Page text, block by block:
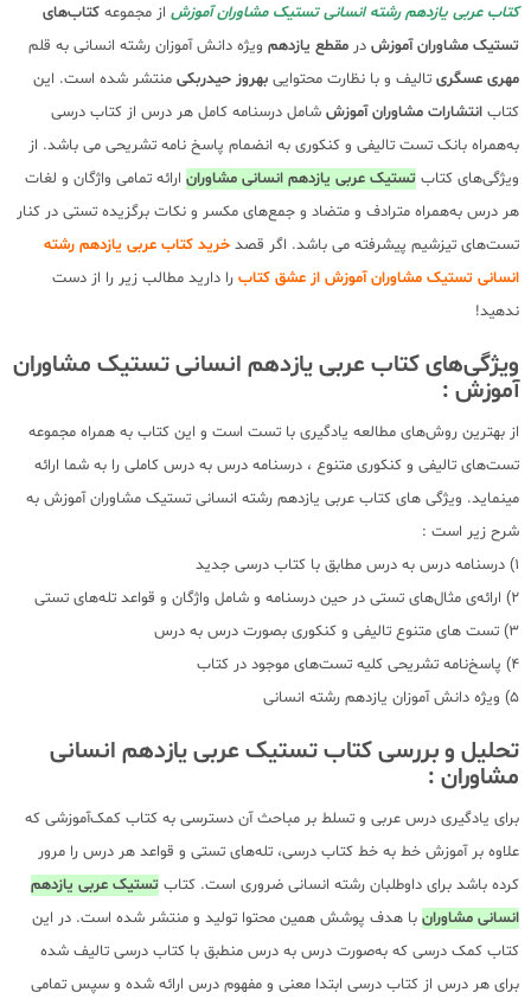
کتاب عربی یازدهم رشته انسانی تستیک مشاوران آموزش از مجموعه کتاب‌های
تستیک مشاوران آموزش در مقطع یازدهم ویژه دانش آموزان رشته انسانی به قلم
مهری عسگری تالیف و با نظارت محتوایی بهروز حیدربکی منتشر شده است. این
کتاب انتشارات مشاوران آموزش شامل درسنامه کامل هر درس از کتاب درسی
به‌همراه بانک تست تالیفی و کنکوری به انضمام پاسخ نامه تشریحی می باشد. از
ویژگی‌های کتاب تستیک عربی یازدهم انسانی مشاوران ارائه تمامی واژگان و لغات
هر درس به‌همراه مترادف و متضاد و جمع‌های مکسر و نکات برگزیده تستی در کنار
تست‌های تیزشیم پیشرفته می باشد. اگر قصد خرید کتاب عربی یازدهم رشته
انسانی تستیک مشاوران آموزش از عشق کتاب را دارید مطالب زیر را از دست
ندهید!
ویژگی‌های کتاب عربی یازدهم انسانی تستیک مشاوران
آموزش :
از بهترین روش‌های مطالعه یادگیری با تست است و این کتاب به همراه مجموعه
تست‌های تالیفی و کنکوری متنوع ، درسنامه درس به درس کاملی را به شما ارائه
مینماید. ویژگی های کتاب عربی یازدهم رشته انسانی تستیک مشاوران آموزش به
شرح زیر است :
1) درسنامه درس به درس مطابق با کتاب درسی جدید
2) ارائه‌ی مثال‌های تستی در حین درسنامه و شامل واژگان و قواعد تله‌های تستی
3) تست های متنوع تالیفی و کنکوری بصورت درس به درس
4) پاسخ‌نامه تشریحی کلیه تست‌های موجود در کتاب
5) ویژه دانش آموزان یازدهم رشته انسانی
تحلیل و بررسی کتاب تستیک عربی یازدهم انسانی
مشاوران :
برای یادگیری درس عربی و تسلط بر مباحث آن دسترسی به کتاب کمک‌آموزشی که
علاوه بر آموزش خط به خط کتاب درسی، تله‌های تستی و قواعد هر درس را مرور
کرده باشد برای داوطلبان رشته انسانی ضروری است. کتاب تستیک عربی یازدهم
انسانی مشاوران با هدف پوشش همین محتوا تولید و منتشر شده است. در این
کتاب کمک درسی که به‌صورت درس به درس منطبق با کتاب درسی تالیف شده
برای هر درس از کتاب درسی ابتدا معنی و مفهوم درس ارائه شده و سپس تمامی